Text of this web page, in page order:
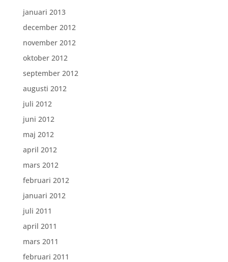
januari 2013
december 2012
november 2012
oktober 2012
september 2012
augusti 2012
juli 2012
juni 2012
maj 2012
april 2012
mars 2012
februari 2012
januari 2012
juli 2011
april 2011
mars 2011
februari 2011